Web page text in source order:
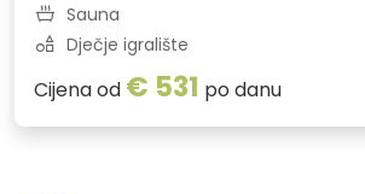
Sauna
Dječje igralište
Cijena od € 531 po danu